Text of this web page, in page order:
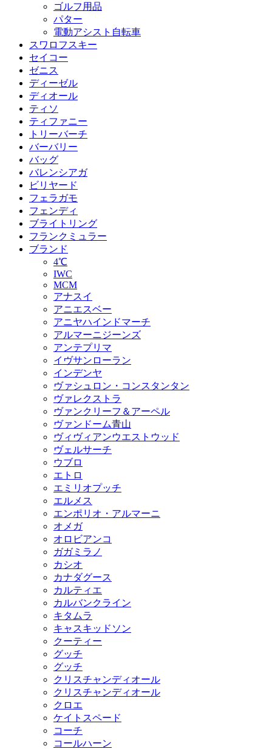
ゴルフ用品
パター
電動アシスト自転車
スワロフスキー
セイコー
ゼニス
ディーゼル
ディオール
ティソ
ティファニー
トリーバーチ
バーバリー
バッグ
バレンシアガ
ビリヤード
フェラガモ
フェンディ
ブライトリング
フランクミュラー
ブランド
4℃
IWC
MCM
アナスイ
アニエスベー
アニヤハインドマーチ
アルマーニジーンズ
アンテプリマ
イヴサンローラン
インデンヤ
ヴァシュロン・コンスタンタン
ヴァレクストラ
ヴァンクリーフ＆アーペル
ヴァンドーム青山
ヴィヴィアンウエストウッド
ヴェルサーチ
ウブロ
エトロ
エミリオプッチ
エルメス
エンポリオ・アルマーニ
オメガ
オロビアンコ
ガガミラノ
カシオ
カナダグース
カルティエ
カルバンクライン
キタムラ
キャスキッドソン
クーティー
グッチ
グッチ
クリスチャンディオール
クリスチャンディオール
クロエ
ケイトスペード
コーチ
コールハーン